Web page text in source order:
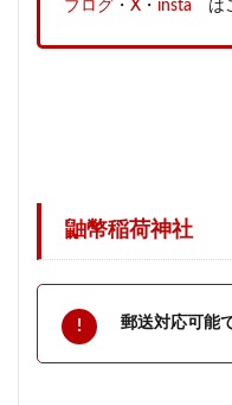
ブログ ・ X ・ insta は
鼬幣稲荷神社
郵送対応可能